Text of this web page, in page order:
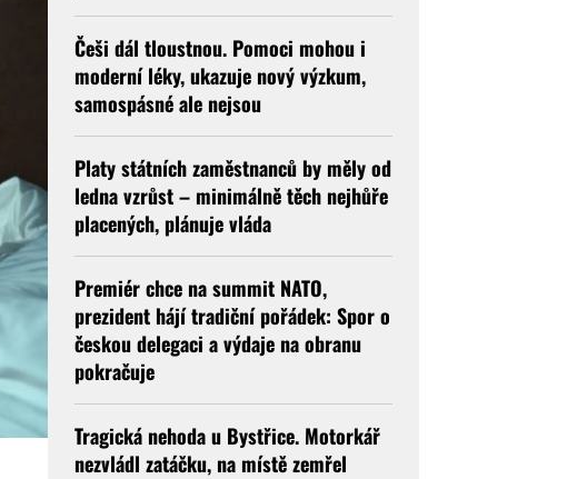
Češi dál tloustnou. Pomoci mohou i
moderní léky, ukazuje nový výzkum,
samospásné ale nejsou
Platy státních zaměstnanců by měly od
ledna vzrůst – minimálně těch nejhůře
placených, plánuje vláda
Premiér chce na summit NATO,
prezident hájí tradiční pořádek: Spor o
českou delegaci a výdaje na obranu
pokračuje
Tragická nehoda u Bystřice. Motorkář
nezvládl zatáčku, na místě zemřel